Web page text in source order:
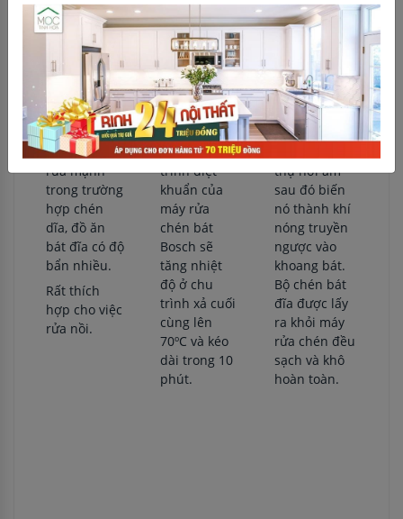
Intensive
Zone
Tính năng
rửa mạnh
trong trường
hợp chén
dĩa, đồ ăn
bát đĩa có độ
bẩn nhiều.
Rất thích
hợp cho việc
rửa nồi.
Hygienne
Plus
Chương
trình diệt
khuẩn của
máy rửa
chén bát
Bosch sẽ
tăng nhiệt
độ ở chu
trình xả cuối
cùng lên
70ºC và kéo
dài trong 10
phút.
Sấy Zeolith
Các hạt nhiệt
thụ hơi ẩm
sau đó biến
nó thành khí
nóng truyền
ngược vào
khoang bát.
Bộ chén bát
đĩa được lấy
ra khỏi máy
rửa chén đều
sạch và khô
hoàn toàn.